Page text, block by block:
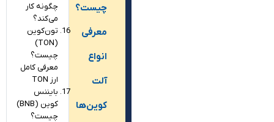
چیست؟
معرفی
انواع
آلت
کوین‌ها
چگونه کار
می‌کند؟
تون‌کوین
(TON)
چیست؟
معرفی کامل
ارز TON
بایننس
کوین (BNB)
چیست؟